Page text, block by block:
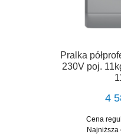
Pralka
230V poj.
4
Cena
Najniższa